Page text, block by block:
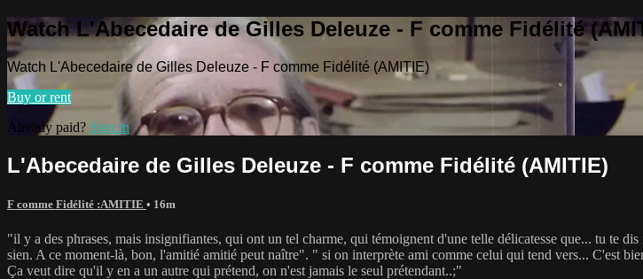
Watch L'Abecedaire de Gilles Deleuze - F comme Fidélité
Watch L'Abecedaire de Gilles Deleuze - F comme Fidélité (AMITIE)
Buy or rent
Already paid? Sign in
L'Abecedaire de Gilles Deleuze - F comme Fidélité (AMITIE)
F comme Fidélité :AMITIE • 16m
"il y a des phrases, mais insignifiantes, qui ont un tel charme, qui témoignent d'une telle délicatesse que... tu te
sien. A ce moment-là, bon, l'amitié amitié peut naître". " si on interprète ami comme celui qui tend vers... C'est
Ça veut dire qu'il y en a un autre qui prétend, on n'est jamais le seul prétendant..;"